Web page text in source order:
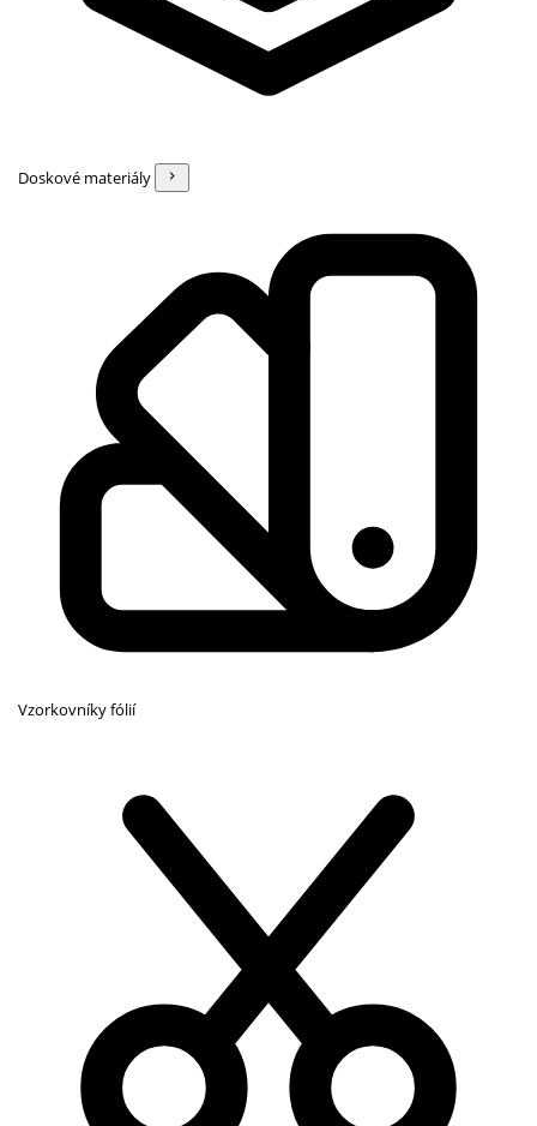
Doskové materiály
Vzorkovníky fólií